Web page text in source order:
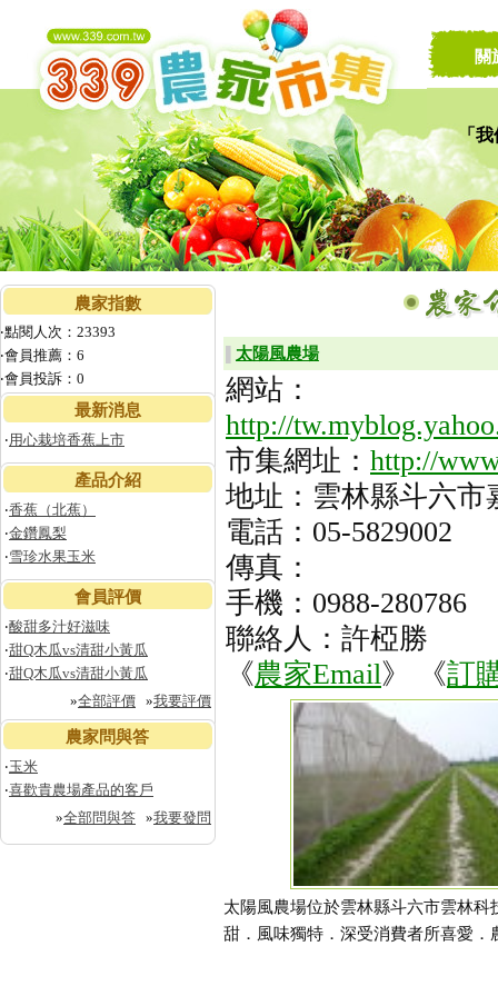
「我
讓
關
農家指數
‧點閱人次：23393
‧會員推薦：6
‧會員投訴：0
最新消息
‧用心栽培香蕉上市
產品介紹
‧香蕉（北蕉）
‧金鑽鳳梨
‧雪珍水果玉米
會員評價
‧酸甜多汁好滋味
‧甜Q木瓜vs清甜小黃瓜
‧甜Q木瓜vs清甜小黃瓜
»全部評價 »我要評價
農家問與答
‧玉米
‧喜歡貴農場產品的客戶
»全部問與答 »我要發問
太陽風農場
網站：
http://
市集網址： http://
地址：雲林縣斗六市
電話：05-5829002
傳真：
手機：0988-280786
聯絡人：許椏勝
《農家Email》 《訂
太陽風農場位於雲林縣斗六市雲林
甜．風味獨特．深受消費者所喜愛